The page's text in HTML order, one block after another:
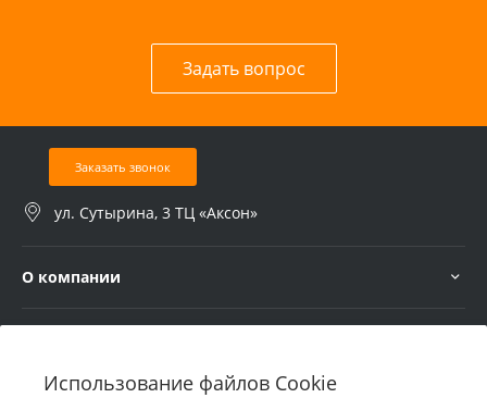
Использование файлов Cookie
Задать вопрос
Заказать звонок
ул. Сутырина, 3 ТЦ «Аксон»
О компании